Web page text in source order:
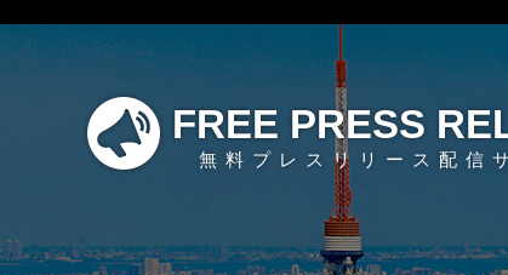
FREE PRESS
無料プレスリリース配信